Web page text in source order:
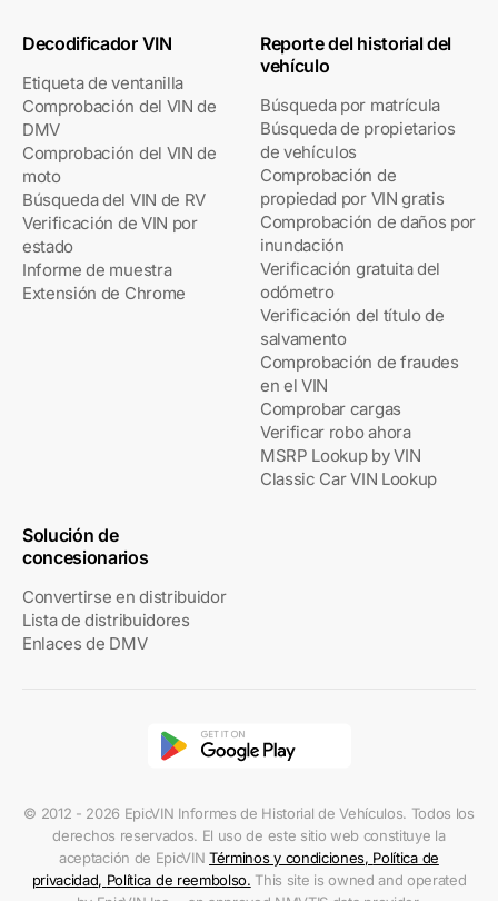
Decodificador VIN
Etiqueta de ventanilla
Comprobación del VIN de
DMV
Comprobación del VIN de
moto
Búsqueda del VIN de RV
Verificación de VIN por
estado
Informe de muestra
Extensión de Chrome
Reporte del historial del
vehículo
Búsqueda por matrícula
Búsqueda de propietarios
de vehículos
Comprobación de
propiedad por VIN gratis
Comprobación de daños por
inundación
Verificación gratuita del
odómetro
Verificación del título de
salvamento
Comprobación de fraudes
en el VIN
Comprobar cargas
Verificar robo ahora
MSRP Lookup by VIN
Classic Car VIN Lookup
Solución de
concesionarios
Convertirse en distribuidor
Lista de distribuidores
Enlaces de DMV
© 2012 - 2026 EpicVIN Informes de Historial de Vehículos. Todos los
derechos reservados. El uso de este sitio web constituye la
aceptación de EpicVINTérminos y condiciones, Política de
privacidad, Política de reembolso. This site is owned and operated